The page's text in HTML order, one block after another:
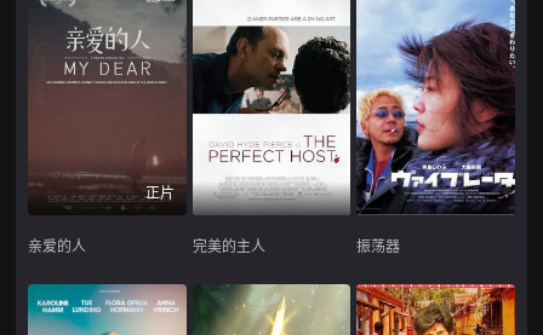
正片
亲爱的人 完美的主人 振荡器